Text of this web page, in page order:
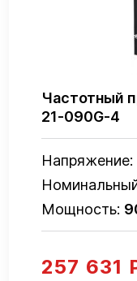
Частотный
21-090G-4
Напряжение:
Мощность:
257 631